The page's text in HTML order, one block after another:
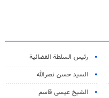
رئیس السلطة القضائیة
السيد حسن نصرالله
الشيخ عيسى قاسم